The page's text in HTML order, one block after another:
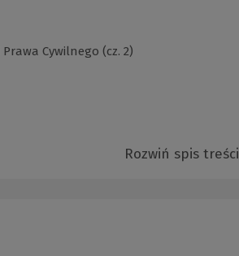
Cywilnego (cz. 2)
Rozwiń spis treści